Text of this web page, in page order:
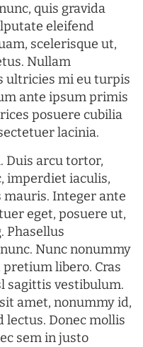
quis gravida
eleifend
scelerisque ut,
Nullam
ultricies mi eu turpis
ante ipsum primis
posuere cubilia
lacinia.
Duis arcu tortor,
imperdiet iaculis,
Integer ante
eget, posuere ut,
Phasellus
Nunc nonummy
libero. Cras
sagittis vestibulum.
amet, nonummy id,
lectus. Donec mollis
sem in justo